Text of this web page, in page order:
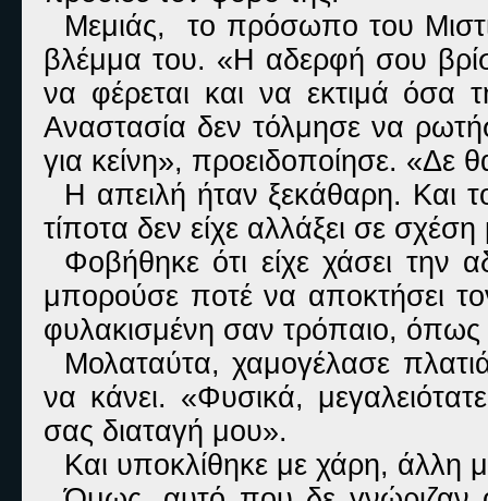
Μεμιάς, το πρόσωπο του
βλέμμα του. «Η αδερφή σου
να φέρεται και να εκτιμά όσα
Αναστασία δεν τόλμησε να
για κείνη», προειδοποίησε. «Δε
Η απειλή ήταν ξεκάθαρη. Και
τίποτα δεν είχε αλλάξει σε
Φοβήθηκε ότι είχε χάσει την
μπορούσε ποτέ να αποκτήσει
φυλακισμένη σαν τρόπαιο, όπως
Μολαταύτα, χαμογέλασε
να κάνει. «Φυσικά,
σας διαταγή μου».
Και υποκλίθηκε με χάρη, άλλη